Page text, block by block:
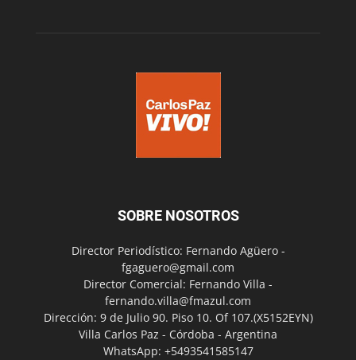
SOBRE NOSOTROS
Director Periodístico: Fernando Agüero -
fgaguero@gmail.com
Director Comercial: Fernando Villa -
fernando.villa@fmazul.com
Dirección: 9 de Julio 90. Piso 10. Of 107.(X5152EYN)
Villa Carlos Paz - Córdoba - Argentina
WhatsApp: +5493541585147